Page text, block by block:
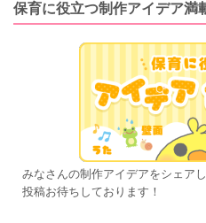
保育に役立つ制作アイデア満
みなさんの制作アイデアをシェア
投稿お待ちしております！